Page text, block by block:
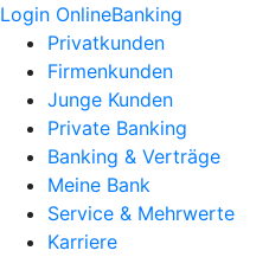
Login OnlineBanking
Privatkunden
Firmenkunden
Junge Kunden
Private Banking
Banking & Verträge
Meine Bank
Service & Mehrwerte
Karriere